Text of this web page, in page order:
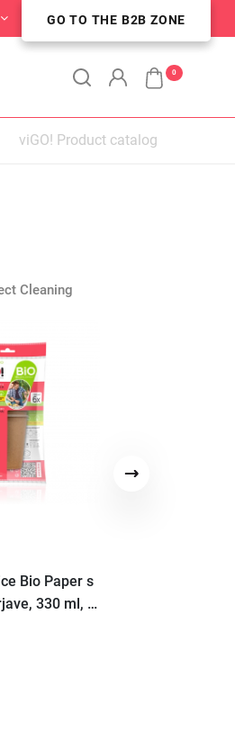
STREFA KLIENTA B2B
GO TO THE B2B ZONE
0
viGO! Product catalog
Cleaning
Next
Bio Paper s
330 ml, 6